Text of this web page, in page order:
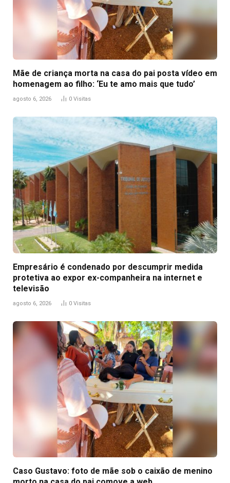
Mãe de criança morta na casa do pai posta vídeo em
homenagem ao filho: ‘Eu te amo mais que tudo’
agosto 6, 2026 0 Visitas
Empresário é condenado por descumprir medida
protetiva ao expor ex-companheira na internet e
televisão
agosto 6, 2026 0 Visitas
Caso Gustavo: foto de mãe sob o caixão de menino